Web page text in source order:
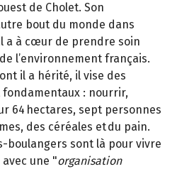
de Cholet. Son
bout du monde dans
a à cœur de prendre soin
l’environnement français.
il a hérité, il vise des
: nourrir,
64 hectares, sept personnes
des céréales et du pain.
boulangers sont là pour vivre
avec une "organisation